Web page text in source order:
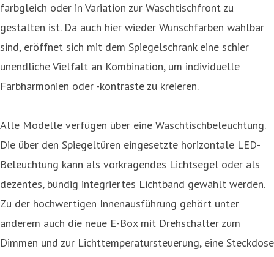
farbgleich oder in Variation zur Waschtischfront zu
gestalten ist. Da auch hier wieder Wunschfarben wählbar
sind, eröffnet sich mit dem Spiegelschrank eine schier
unendliche Vielfalt an Kombination, um individuelle
Farbharmonien oder -kontraste zu kreieren.
Alle Modelle verfügen über eine Waschtischbeleuchtung.
Die über den Spiegeltüren eingesetzte horizontale LED-
Beleuchtung kann als vorkragendes Lichtsegel oder als
dezentes, bündig integriertes Lichtband gewählt werden.
Zu der hochwertigen Innenausführung gehört unter
anderem auch die neue E-Box mit Drehschalter zum
Dimmen und zur Lichttemperatursteuerung, eine Steckdose